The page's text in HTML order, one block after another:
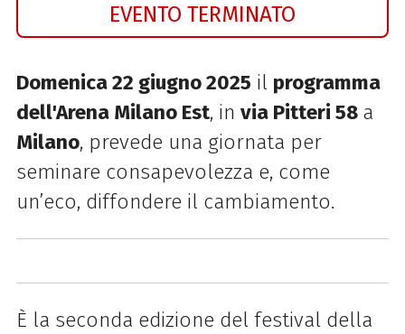
EVENTO TERMINATO
Domenica 22 giugno 2025 il programma
dell'Arena Milano Est, in via Pitteri 58 a
Milano, prevede una giornata per
seminare consapevolezza e, come
un’eco, diffondere il cambiamento.
È la seconda edizione del festival della